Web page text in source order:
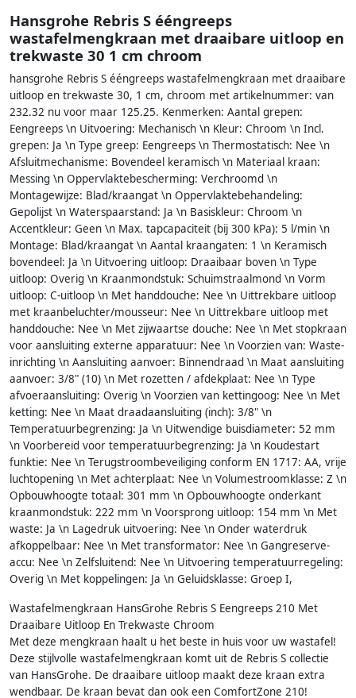
Hansgrohe Rebris S ééngreeps
wastafelmengkraan met draaibare uitloop en
trekwaste 30 1 cm chroom
hansgrohe Rebris S ééngreeps wastafelmengkraan met draaibare
uitloop en trekwaste 30, 1 cm, chroom met artikelnummer: van
232.32 nu voor maar 125.25. Kenmerken: Aantal grepen:
Eengreeps \n Uitvoering: Mechanisch \n Kleur: Chroom \n Incl.
grepen: Ja \n Type greep: Eengreeps \n Thermostatisch: Nee \n
Afsluitmechanisme: Bovendeel keramisch \n Materiaal kraan:
Messing \n Oppervlaktebescherming: Verchroomd \n
Montagewijze: Blad/kraangat \n Oppervlaktebehandeling:
Gepolijst \n Waterspaarstand: Ja \n Basiskleur: Chroom \n
Accentkleur: Geen \n Max. tapcapaciteit (bij 300 kPa): 5 l/min \n
Montage: Blad/kraangat \n Aantal kraangaten: 1 \n Keramisch
bovendeel: Ja \n Uitvoering uitloop: Draaibaar boven \n Type
uitloop: Overig \n Kraanmondstuk: Schuimstraalmond \n Vorm
uitloop: C-uitloop \n Met handdouche: Nee \n Uittrekbare uitloop
met kraanbeluchter/mousseur: Nee \n Uittrekbare uitloop met
handdouche: Nee \n Met zijwaartse douche: Nee \n Met stopkraan
voor aansluiting externe apparatuur: Nee \n Voorzien van: Waste-
inrichting \n Aansluiting aanvoer: Binnendraad \n Maat aansluiting
aanvoer: 3/8" (10) \n Met rozetten / afdekplaat: Nee \n Type
afvoeraansluiting: Overig \n Voorzien van kettingoog: Nee \n Met
ketting: Nee \n Maat draadaansluiting (inch): 3/8" \n
Temperatuurbegrenzing: Ja \n Uitwendige buisdiameter: 52 mm
\n Voorbereid voor temperatuurbegrenzing: Ja \n Koudestart
funktie: Nee \n Terugstroombeveiliging conform EN 1717: AA, vrije
luchtopening \n Met achterplaat: Nee \n Volumestroomklasse: Z \n
Opbouwhoogte totaal: 301 mm \n Opbouwhoogte onderkant
kraanmondstuk: 222 mm \n Voorsprong uitloop: 154 mm \n Met
waste: Ja \n Lagedruk uitvoering: Nee \n Onder waterdruk
afkoppelbaar: Nee \n Met transformator: Nee \n Gangreserve-
accu: Nee \n Zelfsluitend: Nee \n Uitvoering temperatuurregeling:
Overig \n Met koppelingen: Ja \n Geluidsklasse: Groep I,
Wastafelmengkraan HansGrohe Rebris S Eengreeps 210 Met
Draaibare Uitloop En Trekwaste Chroom
Met deze mengkraan haalt u het beste in huis voor uw wastafel!
Deze stijlvolle wastafelmengkraan komt uit de Rebris S collectie
van HansGrohe. De draaibare uitloop maakt deze kraan extra
wendbaar. De kraan bevat dan ook een ComfortZone 210!